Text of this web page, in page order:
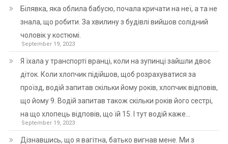
Білявка, яка облила бабусю, почала кричати на неї, а та не
знала, що робити. За хвилину з будівлі вийшов солідний
чоловік у костюмі.
September 19, 2023
Я їхала у транспорті вранці, коли на зупинці зайшли двоє
діток. Коли хлопчик підійшов, щоб розрахуватися за
проїзд, водій запитав скільки йому років, хлопчик відповів,
що йому 9. Водій запитав також скільки років його сестрі,
на що хлопець відповів, що їй 15. І тут водій каже…
September 19, 2023
Дізнавшись, що я вагітна, батько вигнав мене. Ми з